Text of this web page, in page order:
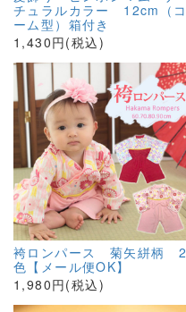
チュラルカラー 12cm（コ
ーム型）箱付き
1,430円(税込)
袴ロンパース 菊矢絣柄 2
色【メール便OK】
1,980円(税込)